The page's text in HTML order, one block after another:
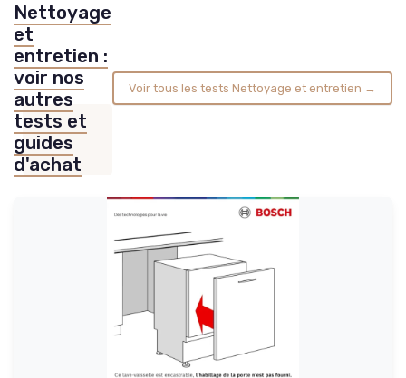
Nettoyage
et
entretien :
voir nos
autres
tests et
guides
d'achat
Voir tous les tests Nettoyage et entretien →